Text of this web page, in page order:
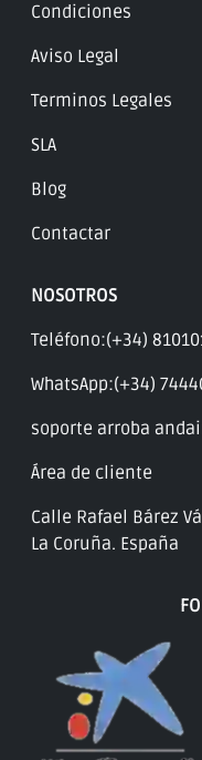
Condiciones
Aviso Legal
Terminos Legales
SLA
Blog
Contactar
NOSOTROS
Teléfono:(+34)
WhatsApp:(+34)
soporte arroba
Área de cliente
Calle Rafael Bárez
La Coruña. España